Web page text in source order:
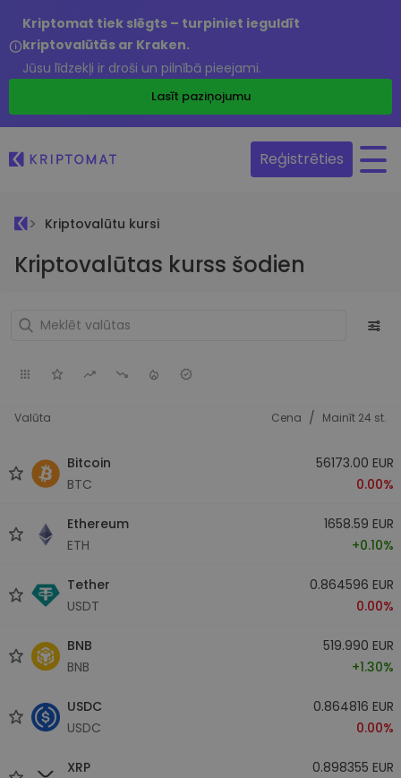
Kriptomat tiek slēgts – turpiniet ieguldīt
kriptovalūtās ar Kraken.
Jūsu līdzekļi ir droši un pilnībā pieejami.
Lasīt paziņojumu
Reģistrēties
Kriptovalūtu kursi
Kriptovalūtas kurss šodien
Valūta Cena / Mainīt 24 st.
Bitcoin
BTC
56173.00 EUR
0.00%
Ethereum
ETH
1658.59 EUR
+0.10%
Tether
USDT
0.864596 EUR
0.00%
BNB
BNB
519.990 EUR
+1.30%
USDC
USDC
0.864816 EUR
0.00%
XRP
0.898355 EUR